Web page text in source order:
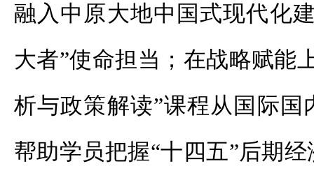
融入中原大地中国式现代化
大者”使命担当；在战略赋能
析与政策解读”课程从国际国
帮助学员把握“十四五”后期